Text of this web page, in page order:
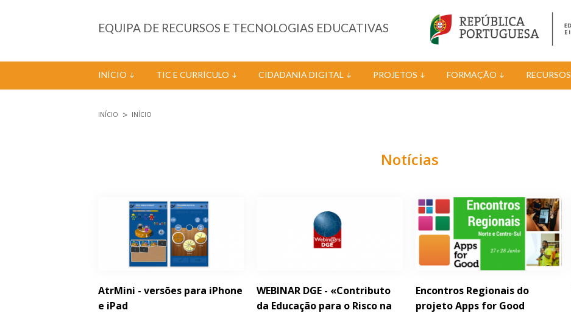
EQUIPA DE RECURSOS E TECNOLOGIAS EDUCATIVAS
INÍCIO TIC E CURRÍCULO CIDADANIA DIGITAL PROJETOS FORMAÇÃO RECURSOS
INÍCIO INÍCIO
Notícias
AtrMini - versões para iPhone
e iPad
WEBINAR DGE - «Contributo
da Educação para o Risco na
Encontros Regionais do
projeto Apps for Good
Páginas